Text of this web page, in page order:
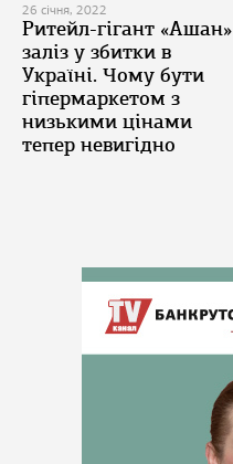
26 січня, 2022
Ритейл-гігант «Ашан»
заліз у збитки в
Україні. Чому бути
гіпермаркетом з
низькими цінами
тепер невигідно